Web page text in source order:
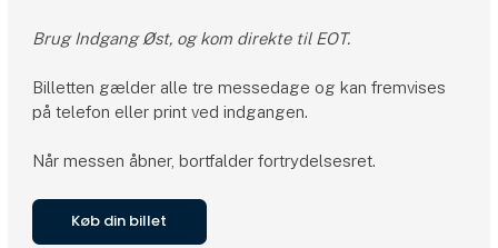
Brug Indgang Øst, og kom direkte til EOT.
Billetten gælder alle tre messedage og kan fremvises
på telefon eller print ved indgangen.
Når messen åbner, bortfalder fortrydelsesret.
Køb din billet